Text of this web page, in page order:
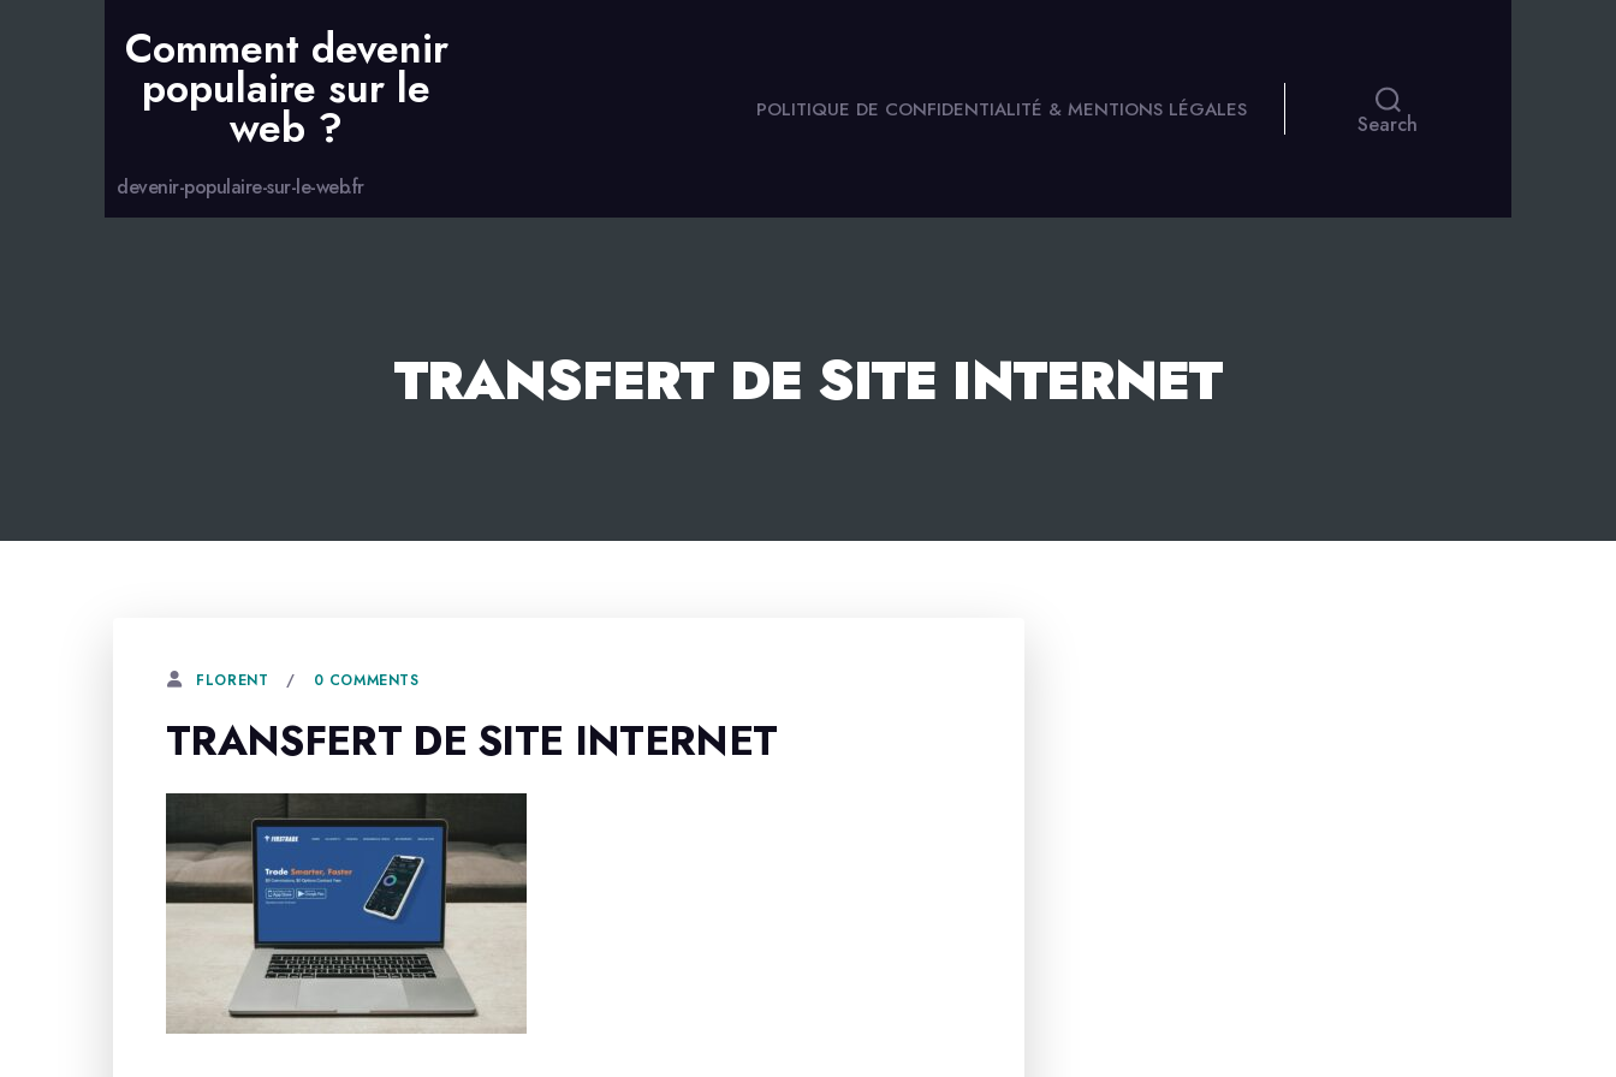
Comment devenir
populaire sur le
web ?
devenir-populaire-sur-le-web.fr
POLITIQUE DE CONFIDENTIALITÉ & MENTIONS LÉGALES
Search
TRANSFERT DE SITE INTERNET
FLORENT 0 COMMENTS
TRANSFERT DE SITE INTERNET